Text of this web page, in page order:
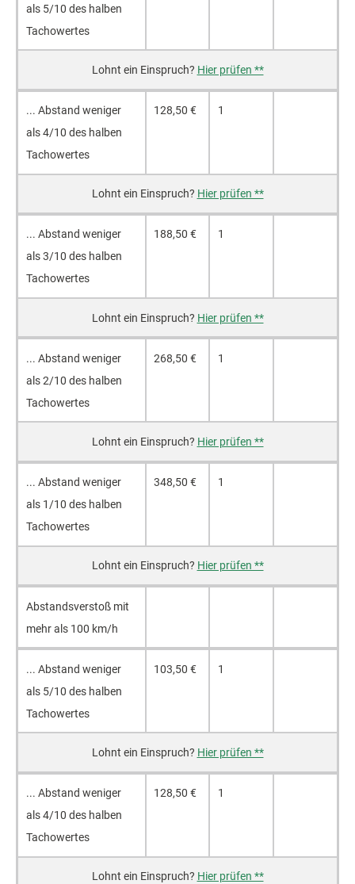
als 5/10 des hal­ben
Ta­cho­wer­tes
Hier prüfen **
... Ab­stand we­ni­ger
als 4/10 des hal­ben
Ta­cho­wer­tes
128,50 € 1
Hier prüfen **
... Ab­stand we­ni­ger
als 3/10 des hal­ben
Ta­cho­wer­tes
188,50 € 1
Hier prüfen **
... Ab­stand we­ni­ger
als 2/10 des hal­ben
Ta­cho­wer­tes
268,50 € 1
Hier prüfen **
... Ab­stand we­ni­ger
als 1/10 des hal­ben
Ta­cho­wer­tes
348,50 € 1
Hier prüfen **
Abs­tands­ver­stoß mit
mehr als 100 km/h
... Ab­stand we­ni­ger
als 5/10 des hal­ben
Ta­cho­wer­tes
103,50 € 1
Hier prüfen **
... Ab­stand we­ni­ger
als 4/10 des hal­ben
Ta­cho­wer­tes
128,50 € 1
Hier prüfen **